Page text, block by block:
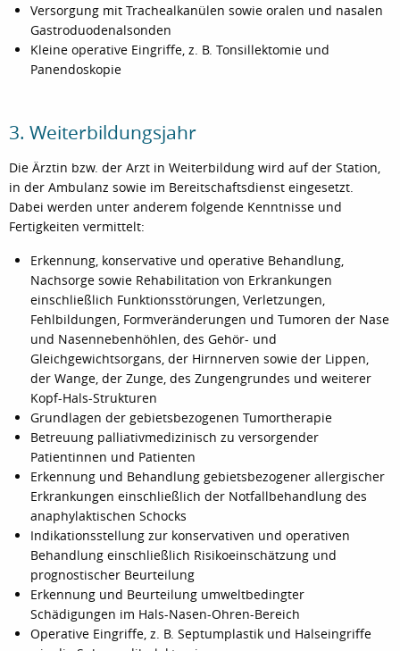
Versorgung mit Trachealkanülen sowie oralen und nasalen
Gastroduodenalsonden
Kleine operative Eingriffe, z. B. Tonsillektomie und
Panendoskopie
3. Weiterbildungsjahr
Die Ärztin bzw. der Arzt in Weiterbildung wird auf der Station,
in der Ambulanz sowie im Bereitschaftsdienst eingesetzt.
Dabei werden unter anderem folgende Kenntnisse und
Fertigkeiten vermittelt:
Erkennung, konservative und operative Behandlung,
Nachsorge sowie Rehabilitation von Erkrankungen
einschließlich Funktionsstörungen, Verletzungen,
Fehlbildungen, Formveränderungen und Tumoren der Nase
und Nasennebenhöhlen, des Gehör- und
Gleichgewichtsorgans, der Hirnnerven sowie der Lippen,
der Wange, der Zunge, des Zungengrundes und weiterer
Kopf-Hals-Strukturen
Grundlagen der gebietsbezogenen Tumortherapie
Betreuung palliativmedizinisch zu versorgender
Patientinnen und Patienten
Erkennung und Behandlung gebietsbezogener allergischer
Erkrankungen einschließlich der Notfallbehandlung des
anaphylaktischen Schocks
Indikationsstellung zur konservativen und operativen
Behandlung einschließlich Risikoeinschätzung und
prognostischer Beurteilung
Erkennung und Beurteilung umweltbedingter
Schädigungen im Hals-Nasen-Ohren-Bereich
Operative Eingriffe, z. B. Septumplastik und Halseingriffe